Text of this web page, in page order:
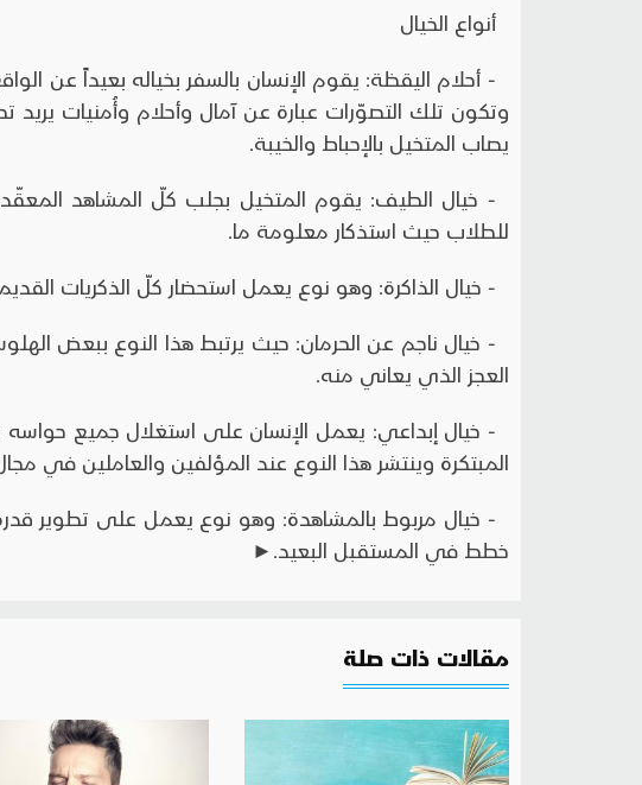
أنواع الخيال
- أحلام اليقظة: يقوم الإنسان بالسفر بخياله بعيداً عن
وتكون تلك التصوّرات عبارة عن آمال وأحلام وأُمنيات يريد
يصاب المتخيل بالإحباط والخيبة.
- خيال الطيف: يقوم المتخيل بجلب كلّ المشاهد
للطلاب حيث استذكار معلومة ما.
- خيال الذاكرة: وهو نوع يعمل استحضار كلّ الذكريات
- خيال ناجم عن الحرمان: حيث يرتبط هذا النوع ببعض
العجز الذي يعاني منه.
- خيال إبداعي: يعمل الإنسان على استغلال جميع حواسه
المبتكرة وينتشر هذا النوع عند المؤلفين والعاملين في
- خيال مربوط بالمشاهدة: وهو نوع يعمل على تطوير
خطط في المستقبل البعيد.►
مقالات ذات صلة